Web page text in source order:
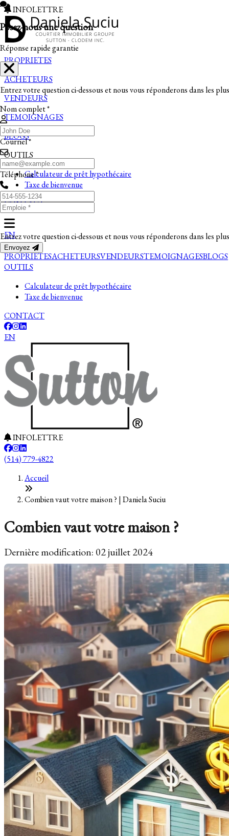
INFOLETTRE
PROPRIETES
ACHETEURS
VENDEURS
TEMOIGNAGES
BLOGS
OUTILS
Calculateur de prêt hypothécaire
Taxe de bienvenue
CONTACT
EN
PROPRIETESACHETEURSVENDEURSTEMOIGNAGESBLOGS
OUTILS
Calculateur de prêt hypothécaire
Taxe de bienvenue
CONTACT
EN
INFOLETTRE
(514) 779-4822
Accueil
Combien vaut votre maison ? | Daniela Suciu
Combien vaut votre maison ?
Dernière modification: 02 juillet 2024
Posez-nous une question
Réponse rapide garantie
Entrez votre question ci-dessous et nous vous réponderons dans les
Nom complet *
Courriel *
Téléphone *
Entrez votre question ci-dessous et nous vous réponderons dans les
Envoyez